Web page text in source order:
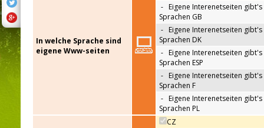
In welche Sprache sind
eigene Www-seiten
- Eigene Interenetseiten gibt's
Sprachen GB
- Eigene Interenetseiten gibt's
Sprachen DK
- Eigene Interenetseiten gibt's
Sprachen ESP
- Eigene Interenetseiten gibt's
Sprachen F
- Eigene Interenetseiten gibt's
Sprachen PL
CZ